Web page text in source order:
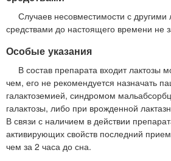
Случаев несовместимости с другими
средствами до настоящего времени не
Особые указания
В состав препарата входит лактозы
чем, его не рекомендуется назначать
галактоземией, синдромом
галактозы, либо при врожденной
В связи с наличием в действии
активирующих свойств последний
чем за 2 часа до сна.